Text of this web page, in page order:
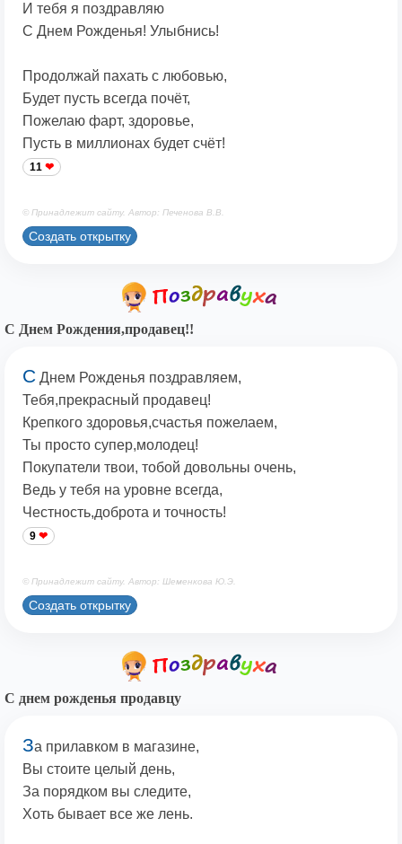
И тебя я поздравляю
С Днем Рожденья! Улыбнись!
Продолжай пахать с любовью,
Будет пусть всегда почёт,
Пожелаю фарт, здоровье,
Пусть в миллионах будет счёт!
11
© Принадлежит сайту. Автор: Печенова В.В.
Создать открытку
С Днем Рождения,продавец!!
С Днем Рожденья поздравляем,
Тебя,прекрасный продавец!
Крепкого здоровья,счастья пожелаем,
Ты просто супер,молодец!
Покупатели твои, тобой довольны очень,
Ведь у тебя на уровне всегда,
Честность,доброта и точность!
9
© Принадлежит сайту. Автор: Шеменкова Ю.Э.
Создать открытку
С днем рожденья продавцу
За прилавком в магазине,
Вы стоите целый день,
За порядком вы следите,
Хоть бывает все же лень.